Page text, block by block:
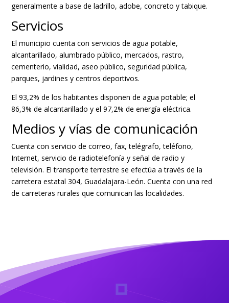
generalmente a base de ladrillo, adobe, concreto y tabique.
Servicios
El municipio cuenta con servicios de agua potable,
alcantarillado, alumbrado público, mercados, rastro,
cementerio, vialidad, aseo público, seguridad pública,
parques, jardines y centros deportivos.
El 93,2% de los habitantes disponen de agua potable; el
86,3% de alcantarillado y el 97,2% de energía eléctrica.
Medios y vías de comunicación
Cuenta con servicio de correo, fax, telégrafo, teléfono,
Internet, servicio de radiotelefonía y señal de radio y
televisión. El transporte terrestre se efectúa a través de la
carretera estatal 304, Guadalajara-León. Cuenta con una red
de carreteras rurales que comunican las localidades.